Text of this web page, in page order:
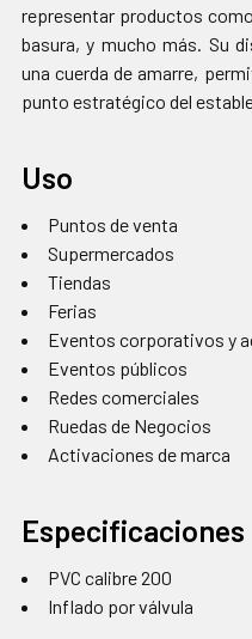
representar productos
basura, y mucho más. Su
una cuerda de amarre,
punto estratégico del
Uso
Puntos de venta
Supermercados
Tiendas
Ferias
Eventos corporativos y
Eventos públicos
Redes comerciales
Ruedas de Negocios
Activaciones de marca
Especificaciones
PVC calibre 200
Inflado por válvula